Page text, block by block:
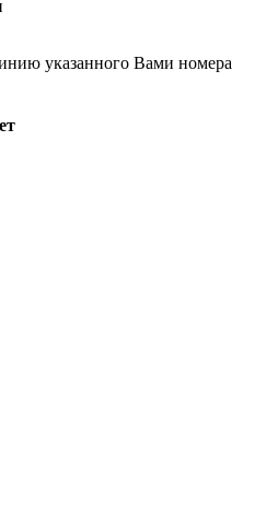
указанного Вами номера